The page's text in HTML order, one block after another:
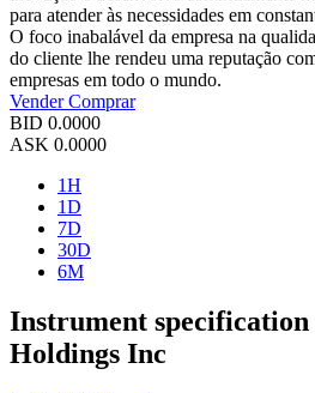
para atender às necessidades em
O foco inabalável da empresa na
do cliente lhe rendeu uma reputação
empresas em todo o mundo.
VenderComprar
BID 0.0000
ASK 0.0000
1H
1D
7D
30D
6M
Instrument
Holdings Inc